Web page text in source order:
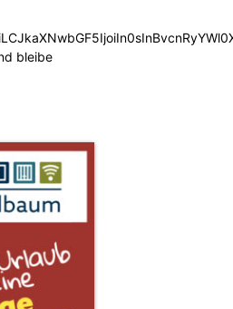
bleibe